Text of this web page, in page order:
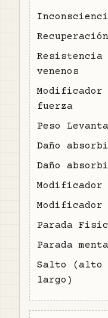
Recuperación
Resistencia
venenos
Modificador
fuerza
Peso
Daño
Daño
Modificador
Modificador
Parada
Parada
Salto (alto
largo)